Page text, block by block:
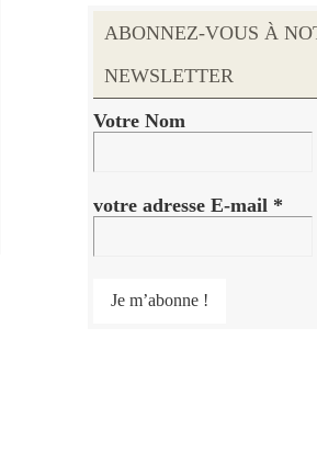
ABONNEZ-VOUS À
NEWSLETTER
Votre Nom
votre adresse E-mail *